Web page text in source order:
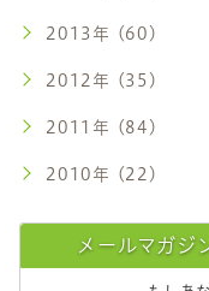
2013年 (60)
2012年 (35)
2011年 (84)
2010年 (22)
メールマガジ